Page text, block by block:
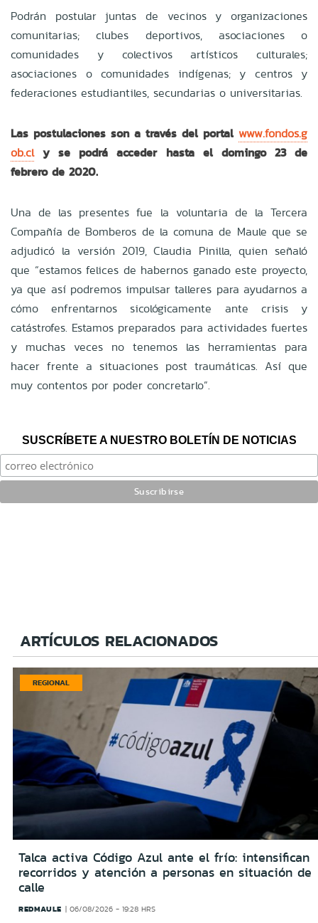
Podrán postular juntas de vecinos y organizaciones
comunitarias; clubes deportivos, asociaciones o
comunidades y colectivos artísticos culturales;
asociaciones o comunidades indígenas; y centros y
federaciones estudiantiles, secundarias o universitarias.
Las postulaciones son a través del portal www.fondos.g
ob.cly se podrá acceder hasta el domingo 23 de
febrero de 2020.
Una de las presentes fue la voluntaria de la Tercera
Compañía de Bomberos de la comuna de Maule que se
adjudicó la versión 2019, Claudia Pinilla, quien señaló
que “estamos felices de habernos ganado este proyecto,
ya que así podremos impulsar talleres para ayudarnos a
cómo enfrentarnos sicológicamente ante crisis y
catástrofes. Estamos preparados para actividades fuertes
y muchas veces no tenemos las herramientas para
hacer frente a situaciones post traumáticas. Así que
muy contentos por poder concretarlo”.
SUSCRÍBETE A NUESTRO BOLETÍN DE NOTICIAS
ARTÍCULOS RELACIONADOS
REGIONAL
Talca activa Código Azul ante el frío: intensifican
recorridos y atención a personas en situación de
calle
REDMAULE 06/08/2026 - 19:28 HRS